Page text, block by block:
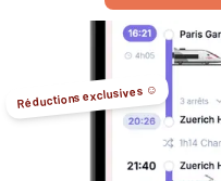
Réductions exclusives ☺️